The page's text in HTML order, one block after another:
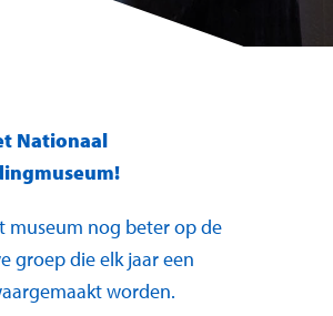
Nationaal
museum nog beter op de
groep die elk jaar een
worden.